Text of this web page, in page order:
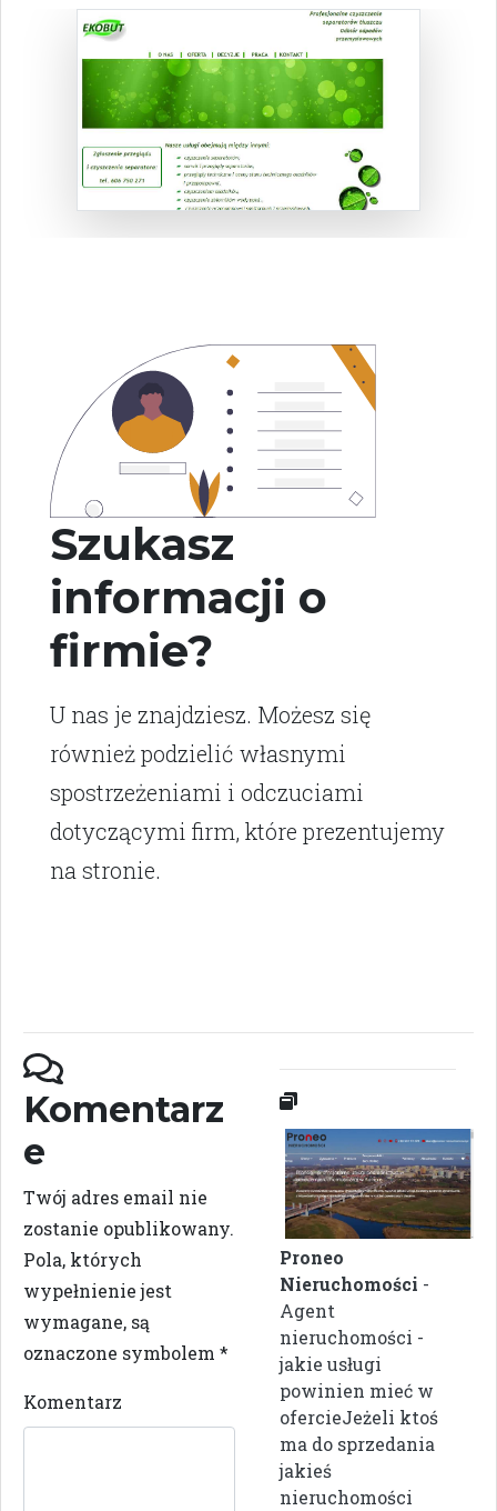
Szukasz
informacji o
firmie?
U nas je znajdziesz. Możesz się
również podzielić własnymi
spostrzeżeniami i odczuciami
dotyczącymi firm, które prezentujemy
na stronie.
Komentarz
e
Twój adres email nie
zostanie opublikowany.
Pola, których
wypełnienie jest
wymagane, są
oznaczone symbolem *
Komentarz
Proneo
Nieruchomości -
Agent
nieruchomości -
jakie usługi
powinien mieć w
ofercieJeżeli ktoś
ma do sprzedania
jakieś
nieruchomości